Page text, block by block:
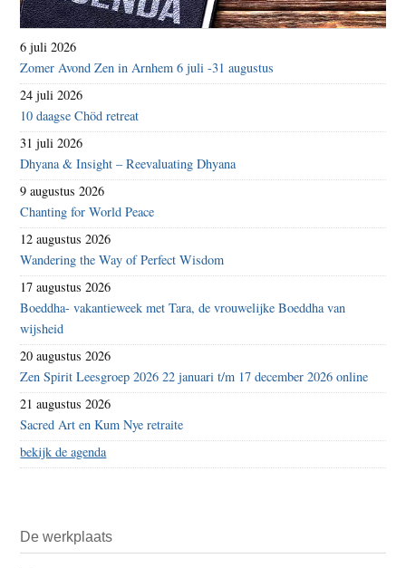
6 juli 2026
Zomer Avond Zen in Arnhem 6 juli -31 augustus
24 juli 2026
10 daagse Chöd retreat
31 juli 2026
Dhyana & Insight – Reevaluating Dhyana
9 augustus 2026
Chanting for World Peace
12 augustus 2026
Wandering the Way of Perfect Wisdom
17 augustus 2026
Boeddha- vakantieweek met Tara, de vrouwelijke Boeddha van
wijsheid
20 augustus 2026
Zen Spirit Leesgroep 2026 22 januari t/m 17 december 2026 online
21 augustus 2026
Sacred Art en Kum Nye retraite
bekijk de agenda
De werkplaats